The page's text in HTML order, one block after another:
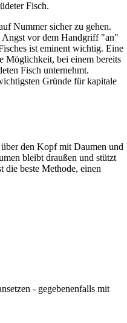
Fisch.
Nummer sicher zu gehen.
Angst vor dem Handgriff "an"
ist eminent wichtig. Eine
Möglichkeit, bei einem bereits
Fisch unternehmt.
Gründe für kapitale
den Kopf mit Daumen und
bleibt draußen und stützt
beste Methode, einen
- gegebenenfalls mit